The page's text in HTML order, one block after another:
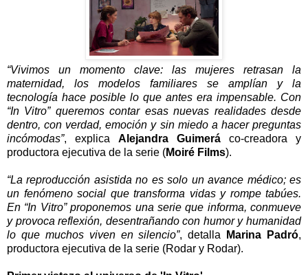
“Vivimos un momento clave: las mujeres retrasan la
maternidad, los modelos familiares se amplían y la
tecnología hace posible lo que antes era impensable. Con
“In Vitro” queremos contar esas nuevas realidades desde
dentro, con verdad, emoción y sin miedo a hacer preguntas
incómodas”, explica Alejandra Guimerá co-creadora y
productora ejecutiva de la serie (Moiré Films).
“La reproducción asistida no es solo un avance médico; es
un fenómeno social que transforma vidas y rompe tabúes.
En “In Vitro” proponemos una serie que informa, conmueve
y provoca reflexión, desentrañando con humor y humanidad
lo que muchos viven en silencio”, detalla Marina Padró,
productora ejecutiva de la serie (Rodar y Rodar).